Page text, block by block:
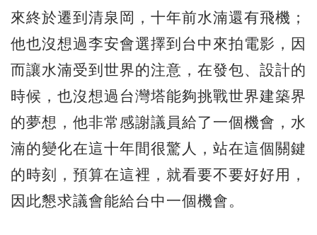
來終於遷到清泉岡，十年前水湳還有飛機；
他也沒想過李安會選擇到台中來拍電影，因
而讓水湳受到世界的注意，在發包、設計的
時候，也沒想過台灣塔能夠挑戰世界建築界
的夢想，他非常感謝議員給了一個機會，水
湳的變化在這十年間很驚人，站在這個關鍵
的時刻，預算在這裡，就看要不要好好用，
因此懇求議會能給台中一個機會。